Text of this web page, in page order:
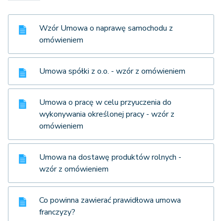
Wzór Umowa o naprawę samochodu z
omówieniem
Umowa spółki z o.o. - wzór z omówieniem
Umowa o pracę w celu przyuczenia do
wykonywania określonej pracy - wzór z
omówieniem
Umowa na dostawę produktów rolnych -
wzór z omówieniem
Co powinna zawierać prawidłowa umowa
franczyzy?